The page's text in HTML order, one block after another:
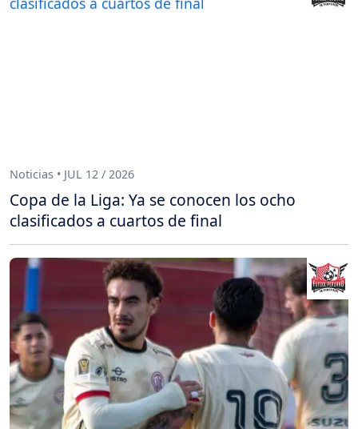
Noticias • JUL 12 / 2026
Copa de la Liga: Ya se conocen los ocho
clasificados a cuartos de final